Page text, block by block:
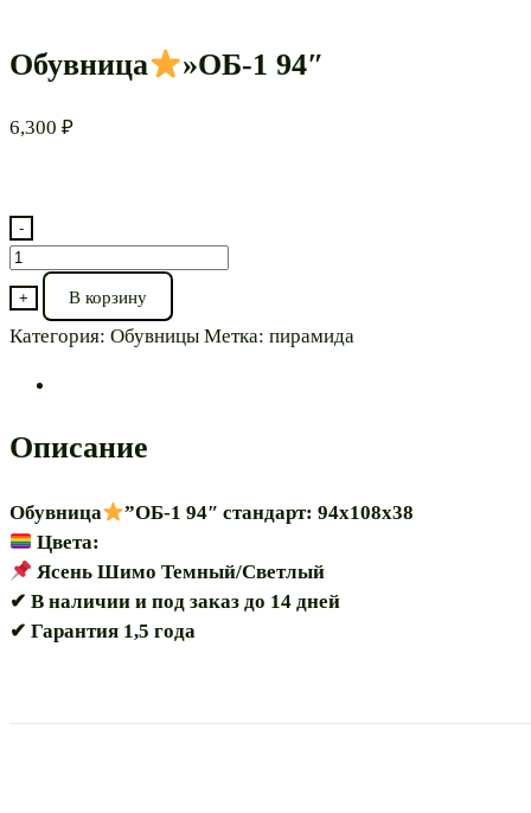
Обувница »ОБ-1 94″
6,300 ₽
-
Количество
товара
Обувница
+ В корзину
Категория: Обувницы Метка: пирамида
Описание
Обувница
”ОБ-1 94″ стандарт: 94х108х38
Цвета:
Ясень Шимо Темный/Светлый
✔ В наличии и под заказ до 14 дней
✔ Гарантия 1,5 года